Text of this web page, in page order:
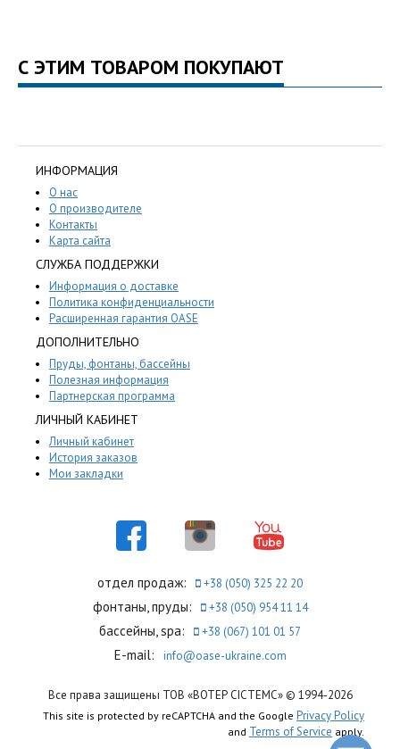
С ЭТИМ ТОВАРОМ ПОКУПАЮТ
ИНФОРМАЦИЯ
О нас
О производителе
Контакты
Карта сайта
СЛУЖБА ПОДДЕРЖКИ
Информация о доставке
Политика конфиденциальности
Расширенная гарантия OASE
ДОПОЛНИТЕЛЬНО
Пруды, фонтаны, бассейны
Полезная информация
Партнерская программа
ЛИЧНЫЙ КАБИНЕТ
Личный кабинет
История заказов
Мои закладки
отдел продаж: +38 (050) 325 22 20
фонтаны, пруды: +38 (050) 954 11 14
бассейны, spa: +38 (067) 101 01 57
E-mail: info@oase-ukraine.com
Все права защищены ТОВ «ВОТЕР СІСТЕМС» © 1994-2026
This site is protected by reCAPTCHA and the Google Privacy Policy
and Terms of Service apply.